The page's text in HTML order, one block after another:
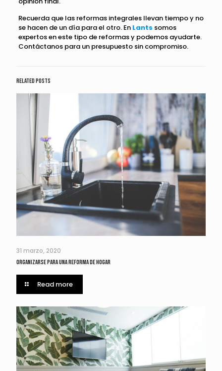
Recuerda que las reformas integrales llevan tiempo y no
se hacen de un día para el otro. En Lants somos
expertos en este tipo de reformas y podemos ayudarte.
Contáctanos para un presupuesto sin compromiso.
Related posts
31 marzo, 2020
Organizarse para una reforma de hogar
Read more